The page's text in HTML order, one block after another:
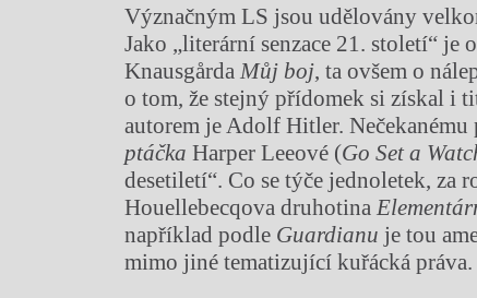
Význačným LS jsou udělovány
Jako „literární senzace 21. století“ je
Knausgårda Můj boj, ta ovšem o
o tom, že stejný přídomek si získal i
autorem je Adolf Hitler.
ptáčka Harper Leeové (Go Set a
desetiletí“. Co se týče jednoletek, za
Houellebecqova druhotina Elementá
například podle Guardianu je tou
mimo jiné tematizující kuřácká